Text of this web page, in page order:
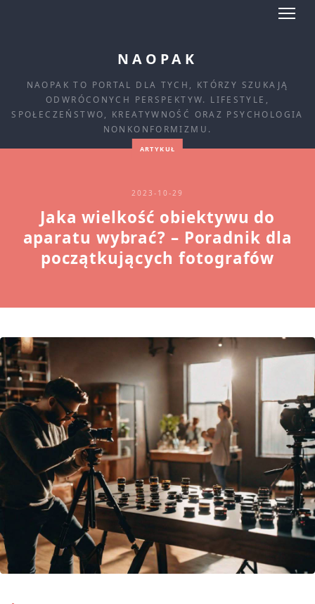
NAOPAK
NAOPAK TO PORTAL DLA TYCH, KTÓRZY SZUKAJĄ
ODWRÓCONYCH PERSPEKTYW. LIFESTYLE,
SPOŁECZEŃSTWO, KREATYWNOŚĆ ORAZ PSYCHOLOGIA
NONKONFORMIZMU.
ARTYKUŁ
2023-10-29
Jaka wielkość obiektywu do
aparatu wybrać? – Poradnik dla
początkujących fotografów